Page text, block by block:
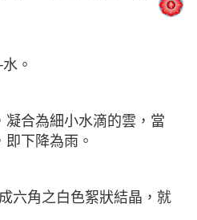
。
凝合為細小水滴的雲，當
下降為雨。
六角之白色絮狀結晶，就